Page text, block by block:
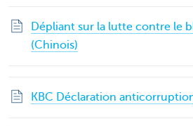
Dépliant sur la lutte contre le
(Chinois)
KBC Déclaration